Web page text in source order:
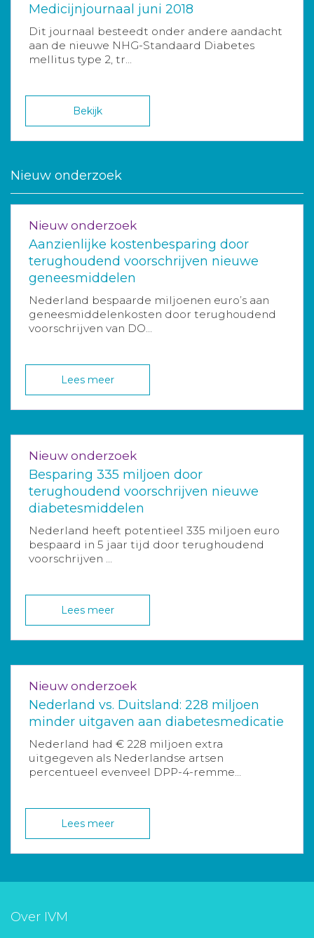
Medicijnjournaal juni 2018
Dit journaal besteedt onder andere aandacht
aan de nieuwe NHG-Standaard Diabetes
mellitus type 2, tr...
Bekijk
Nieuw onderzoek
Nieuw onderzoek
Aanzienlijke kostenbesparing door
terughoudend voorschrijven nieuwe
geneesmiddelen
Nederland bespaarde miljoenen euro’s aan
geneesmiddelenkosten door terughoudend
voorschrijven van DO...
Lees meer
Nieuw onderzoek
Besparing 335 miljoen door
terughoudend voorschrijven nieuwe
diabetesmiddelen
Nederland heeft potentieel 335 miljoen euro
bespaard in 5 jaar tijd door terughoudend
voorschrijven ...
Lees meer
Nieuw onderzoek
Nederland vs. Duitsland: 228 miljoen
minder uitgaven aan diabetesmedicatie
Nederland had € 228 miljoen extra
uitgegeven als Nederlandse artsen
percentueel evenveel DPP-4-remme...
Lees meer
Over IVM